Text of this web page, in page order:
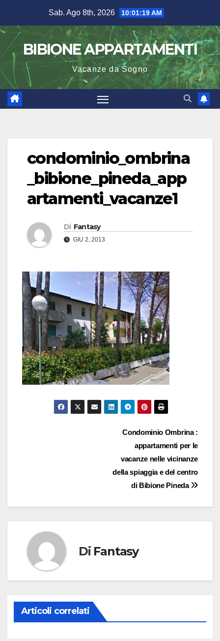
contenuto
Sab. Ago 8th, 2026 10:01:20 AM
BIBIONE APPARTAMENTI
Vacanze da Sogno
condominio_ombrina
_bibione_pineda_app
artamenti_vacanze1
Di Fantasy
GIU 2, 2013
Condominio Ombrina :
appartamenti per le
vacanze nelle vicinanze
della spiaggia e del centro
di Bibione Pineda
Di Fantasy
Articoli correlati